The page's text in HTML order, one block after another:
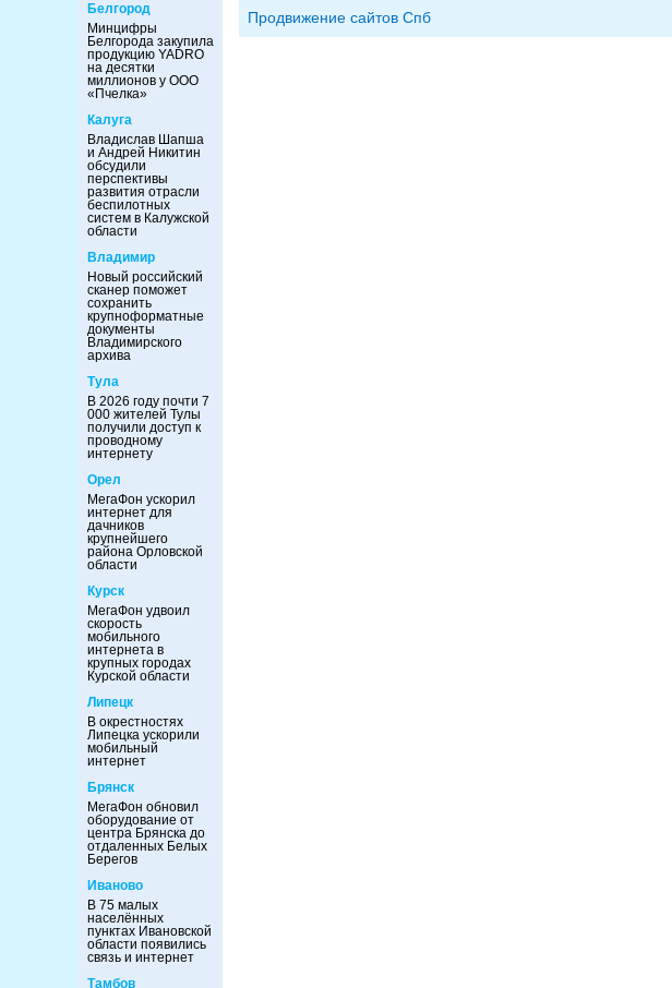
Белгород
Минцифры
Белгорода закупила
продукцию YADRO
на десятки
миллионов у ООО
«Пчелка»
Калуга
Владислав Шапша
и Андрей Никитин
обсудили
перспективы
развития отрасли
беспилотных
систем в Калужской
области
Владимир
Новый российский
сканер поможет
сохранить
крупноформатные
документы
Владимирского
архива
Тула
В 2026 году почти 7
000 жителей Тулы
получили доступ к
проводному
интернету
Орел
МегаФон ускорил
интернет для
дачников
крупнейшего
района Орловской
области
Курск
МегаФон удвоил
скорость
мобильного
интернета в
крупных городах
Курской области
Липецк
В окрестностях
Липецка ускорили
мобильный
интернет
Брянск
МегаФон обновил
оборудование от
центра Брянска до
отдаленных Белых
Берегов
Иваново
В 75 малых
населённых
пунктах Ивановской
области появились
связь и интернет
Тамбов
Продвижение сайтов Спб